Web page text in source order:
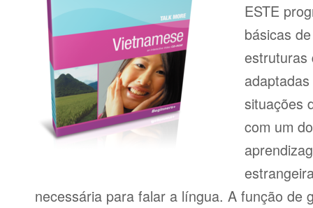
ESTE
básicas
estruturas
situações
com um
necessária para falar a língua. A função de